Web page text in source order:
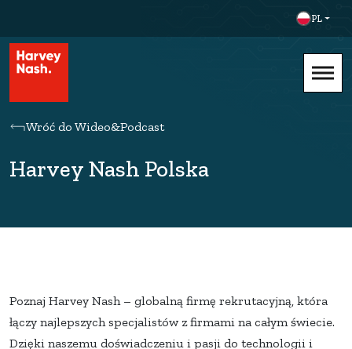
PL
Wróć do Wideo&Podcast
Harvey Nash Polska
Poznaj Harvey Nash – globalną firmę rekrutacyjną, która
łączy najlepszych specjalistów z firmami na całym świecie.
Dzięki naszemu doświadczeniu i pasji do technologii i